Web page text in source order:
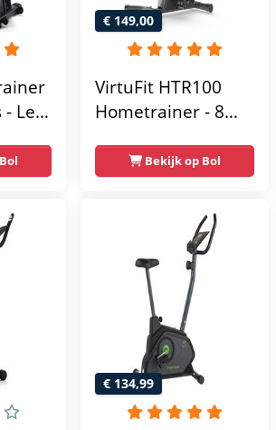
- Led
-
-
€ 149,00
VirtuFit HTR100
Hometrainer - 8
Weerstandniveau's
- Verstelbaar zadel
Tablethouder -
Max. 120 kg
Gebruikersgewicht
- Fitnessfiets
Bekijk op Bol
€ 134,99